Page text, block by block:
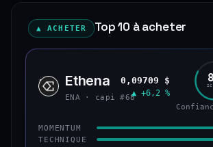
▲ ACHETER Top 10 à acheter
ENA Ethena
ENA · capi #68
0,09709 $
▲ +6,2 %
MOMENTUM
TECHNIQUE